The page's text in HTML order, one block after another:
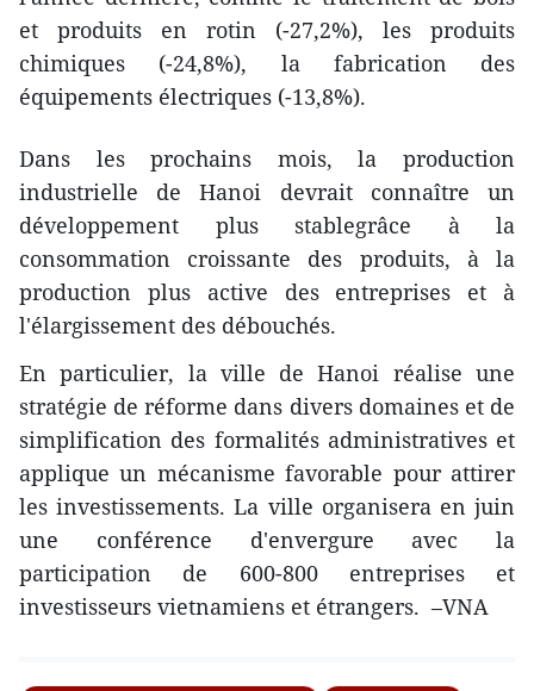
et produits en rotin (-27,2%), les produits
chimiques (-24,8%), la fabrication des
équipements électriques (-13,8%).
Dans les prochains mois, la production
industrielle de Hanoi devrait ​connaître un
développement plus stable​grâce à la
consommation croissante des produits, à la
production plus active des entreprises et ​à
l'élargissement des débouchés.
En particulier, la ville de Hanoi ​réalise une
stratégie de réforme dans divers domaines et de
simplification des formalités administratives et
applique un mécanisme favorable pour attirer
les investissements. La ville organisera en juin
une conférence d'envergure avec la
participation de 600-800 entreprises et
investisseurs vietnamiens et étrangers. –VNA